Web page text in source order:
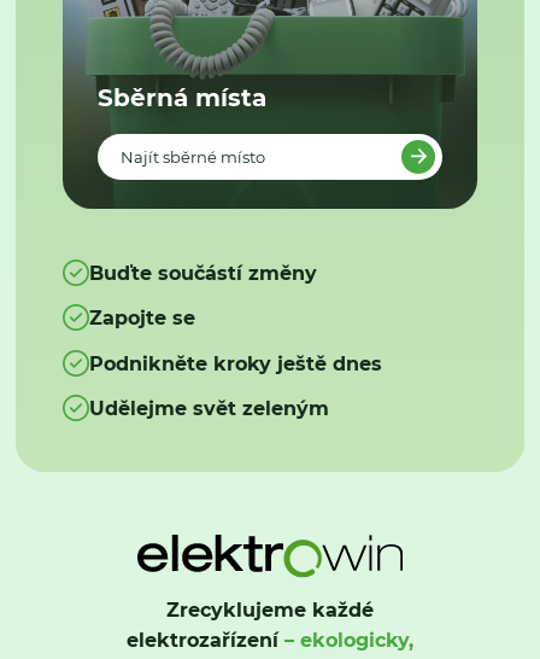
Sběrná místa
Najít sběrné místo
Buďte součástí změny
Zapojte se
Podnikněte kroky ještě dnes
Udělejme svět zeleným
Zrecyklujeme každé
elektrozařízení– ekologicky,